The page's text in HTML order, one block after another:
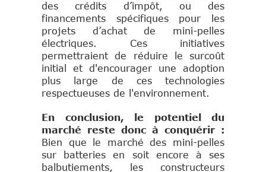
des crédits d’impôt, ou des
financements spécifiques pour les
projets d’achat de mini-pelles
électriques. Ces initiatives
permettraient de réduire le surcoût
initial et d'encourager une adoption
plus large de ces technologies
respectueuses de l'environnement.
En conclusion, le potentiel du
marché reste donc à conquérir :
Bien que le marché des mini-pelles
sur batteries en soit encore à ses
balbutiements, les constructeurs